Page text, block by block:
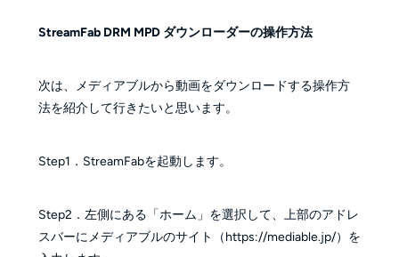
StreamFab DRM MPD ダウンローダーの操作方法
次は、メディアブルから動画をダウンロードする操作方
法を紹介して行きたいと思います。
Step1．StreamFabを起動します。
Step2．左側にある「ホーム」を選択して、上部のアドレ
スバーにメディアブルのサイト（https://mediable.jp/）を